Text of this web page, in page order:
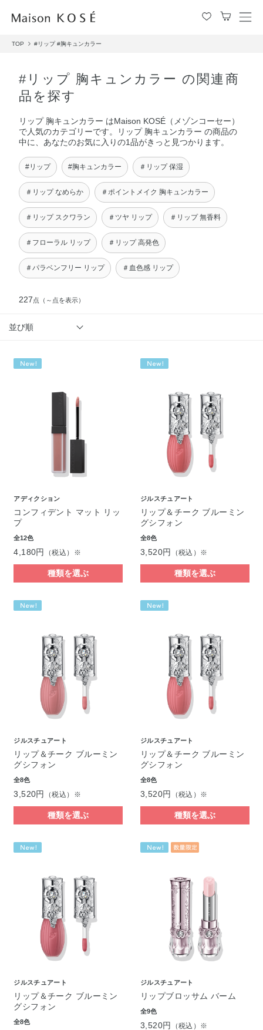
メ
TOP #リップ #胸キュンカラー
#リップ 胸キュンカラー の関連商
品を探す
リップ 胸キュンカラー はMaison KOSÉ（メゾンコーセー）
で人気のカテゴリーです。リップ 胸キュンカラー の商品の
中に、あなたのお気に入りの1品がきっと見つかります。
#リップ #胸キュンカラー ＃リップ 保湿
＃リップ なめらか ＃ポイントメイク 胸キュンカラー
＃リップ スクワラン ＃ツヤ リップ ＃リップ 無香料
＃フローラル リップ ＃リップ 高発色
＃パラベンフリー リップ ＃血色感 リップ
227点 （～点を表示）
並び順
アディクション
コンフィデント マット リッ
プ
全12色
4,180円 （税込）※
種類を選ぶ
ジルスチュアート
リップ＆チーク ブルーミン
グシフォン
全8色
3,520円 （税込）※
種類を選ぶ
ジルスチュアート
リップ＆チーク ブルーミン
グシフォン
全8色
3,520円 （税込）※
種類を選ぶ
ジルスチュアート
リップ＆チーク ブルーミン
グシフォン
全8色
3,520円 （税込）※
種類を選ぶ
ジルスチュアート
リップ＆チーク ブルーミン
グシフォン
全8色
ジルスチュアート
リップブロッサム バーム
全9色
3,520円 （税込）※